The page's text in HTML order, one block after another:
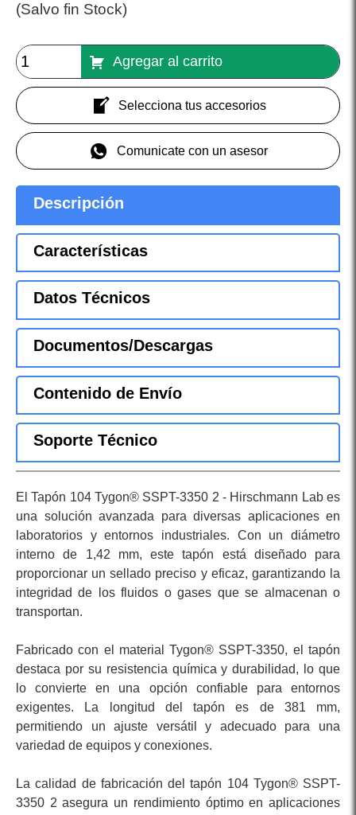
(Salvo fin Stock)
Agregar al carrito
Selecciona tus accesorios
Comunicate con un asesor
Descripción
Características
Datos Técnicos
Documentos/Descargas
Contenido de Envío
Soporte Técnico
El Tapón 104 Tygon® SSPT-3350 2 - Hirschmann Lab es
una solución avanzada para diversas aplicaciones en
laboratorios y entornos industriales. Con un diámetro
interno de 1,42 mm, este tapón está diseñado para
proporcionar un sellado preciso y eficaz, garantizando la
integridad de los fluidos o gases que se almacenan o
transportan.
Fabricado con el material Tygon® SSPT-3350, el tapón
destaca por su resistencia química y durabilidad, lo que
lo convierte en una opción confiable para entornos
exigentes. La longitud del tapón es de 381 mm,
permitiendo un ajuste versátil y adecuado para una
variedad de equipos y conexiones.
La calidad de fabricación del tapón 104 Tygon® SSPT-
3350 2 asegura un rendimiento óptimo en aplicaciones